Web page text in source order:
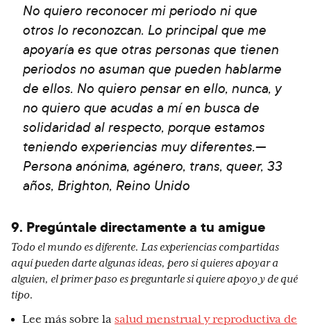
No quiero reconocer mi periodo ni que
otros lo reconozcan. Lo principal que me
apoyaría es que otras personas que tienen
periodos no asuman que pueden hablarme
de ellos. No quiero pensar en ello, nunca, y
no quiero que acudas a mí en busca de
solidaridad al respecto, porque estamos
teniendo experiencias muy diferentes.—
Persona anónima, agénero, trans, queer, 33
años, Brighton, Reino Unido
9. Pregúntale directamente a tu amigue
Todo el mundo es diferente. Las experiencias compartidas
aquí pueden darte algunas ideas, pero si quieres apoyar a
alguien, el primer paso es preguntarle si quiere apoyo y de qué
tipo.
Lee más sobre la salud menstrual y reproductiva de